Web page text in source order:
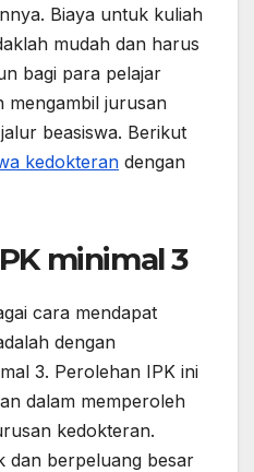
Biaya untuk kuliah
mudah dan harus
bagi para pelajar
mengambil jurusan
beasiswa. Berikut
kedokteran dengan
minimal 3
cara mendapat
dengan
3. Perolehan IPK ini
dalam memperoleh
kedokteran.
dan berpeluang besar